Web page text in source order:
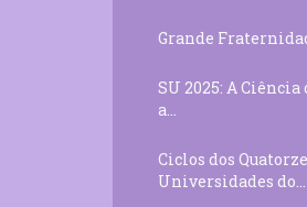
Grande
SU 2025: A
a...
Ciclos dos
Universidades do...